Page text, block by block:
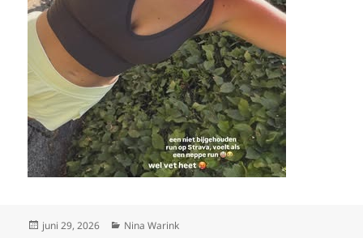
Geplaatst
juni 29, 2026 Categorieën
Nina Warink